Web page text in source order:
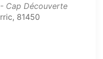
Cap Découverte
81450